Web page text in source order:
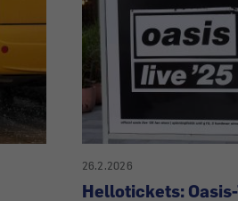
26.2.2026
Hellotickets: